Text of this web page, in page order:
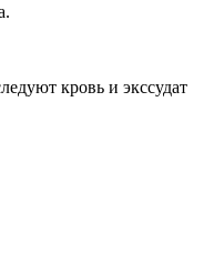
кровь и экссудат